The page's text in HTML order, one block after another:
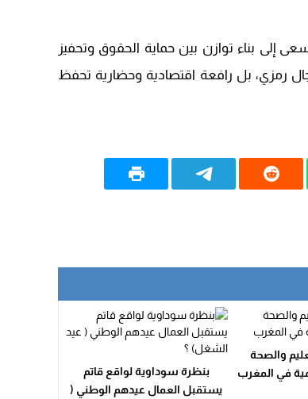
إلى بناء توازن بين حماية الحقوق وتحفيز
رمزي، بل رافعة اقتصادية وحضارية تحفظ
والصحة
في المغرب
بنظرة سوداوية لواقع قاتم
يستقبل العمال عيدهم الوطني (